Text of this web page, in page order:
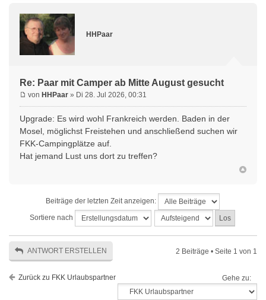
HHPaar
Re: Paar mit Camper ab Mitte August gesucht
von HHPaar » Di 28. Jul 2026, 00:31
Upgrade: Es wird wohl Frankreich werden. Baden in der
Mosel, möglichst Freistehen und anschließend suchen wir
FKK-Campingplätze auf.
Hat jemand Lust uns dort zu treffen?
Beiträge der letzten Zeit anzeigen:
Sortiere nach
ANTWORT ERSTELLEN 2 Beiträge • Seite 1 von 1
Zurück zu FKK Urlaubspartner Gehe zu: